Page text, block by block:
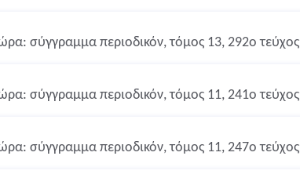
σύγγραμμα περιοδικόν, τόμος 13, 292ο τεύχος
σύγγραμμα περιοδικόν, τόμος 11, 241ο τεύχος
σύγγραμμα περιοδικόν, τόμος 11, 247ο τεύχος